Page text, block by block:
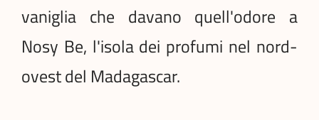
vaniglia che davano quell'odore a
Nosy Be, l'isola dei profumi nel nord-
ovest del Madagascar.